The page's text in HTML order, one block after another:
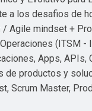
a los desafios de
/ Agile mindset +
(ITSM
Apps, APIs,
de productos y
Scrum Master,